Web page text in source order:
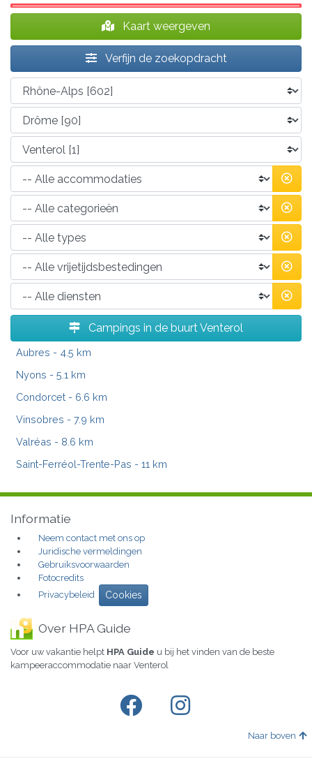
Kaart weergeven
Verfijn de zoekopdracht
Campings in de buurt Venterol
Aubres - 4.5 km
Nyons - 5.1 km
Condorcet - 6.6 km
Vinsobres - 7.9 km
Valréas - 8.6 km
Saint-Ferréol-Trente-Pas - 11 km
Informatie
Neem contact met ons op
Juridische vermeldingen
Gebruiksvoorwaarden
Fotocredits
Privacybeleid
Cookies
Over HPA Guide
Voor uw vakantie helpt HPA Guide u bij het vinden van de beste
kampeeraccommodatie naar Venterol
Naar boven